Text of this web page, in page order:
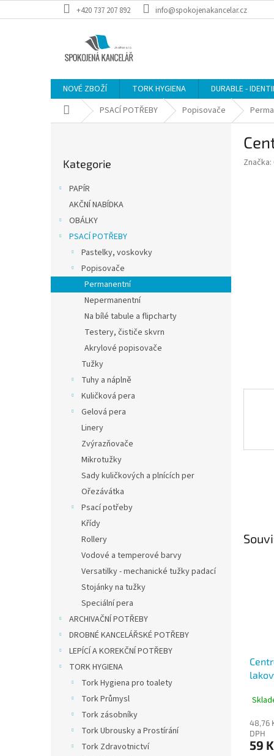
na
+420 737 207 892 info@spokojenakancelar.cz
NOVÉ ZBOŽÍ TORK HYGIENA DURABLE -
Domů PSACÍ POTŘEBY Popisovače
n
e
kategorie
Kategorie
PAPÍR
AKČNÍ NABÍDKA
OBÁLKY
PSACÍ POTŘEBY
Pastelky, voskovky
Popisovače
Permanentní
Nepermanentní
Na bílé tabule a flipcharty
Testery, čističe skvrn
Akrylové popisovače
Tužky
Tuhy a náplně
Kuličková pera
Gelová pera
Linery
Zvýrazňovače
Mikrotužky
Sady kuličkových a plnících per
Ořezávátka
Psací potřeby
Křídy
Rollery
Vodové a temperové barvy
Versatilky - mechanické tužky padací
Stojánky na tužky
Speciální pera
ARCHIVAČNÍ POTŘEBY
DROBNÉ KANCELÁŘSKÉ POTŘEBY
LEPÍCÍ A KOREKČNÍ POTŘEBY
TORK HYGIENA
Tork Hygiena pro toalety
Tork Průmysl
Tork zásobníky
Tork Ubrousky a Prostírání
Tork Zdravotnictví
Značka:
48,76
DPH
59